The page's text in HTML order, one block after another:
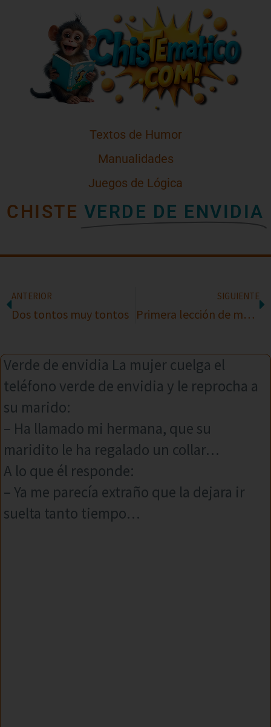
Textos de Humor
Manualidades
Juegos de Lógica
CHISTE VERDE DE ENVIDIA
ANTERIOR
Dos tontos muy tontos
SIGUIENTE
Primera lección de medicina
Verde de envidia La mujer cuelga el
teléfono verde de envidia y le reprocha a
su marido:
– Ha llamado mi hermana, que su
maridito le ha regalado un collar…
A lo que él responde:
– Ya me parecía extraño que la dejara ir
suelta tanto tiempo…